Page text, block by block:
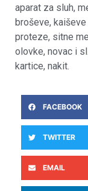
aparat za sluh,
broševe,
proteze, sitne
olovke, novac i
kartice, nakit.
FACEBOOK
TWITTER
EMAIL